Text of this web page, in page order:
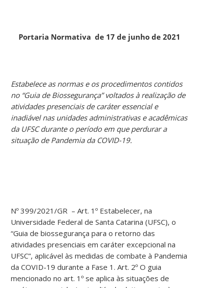
Portaria Normativa de 17 de junho de 2021
Estabelece as normas e os procedimentos contidos
no “Guia de Biossegurança” voltados à realização de
atividades presenciais de caráter essencial e
inadiável nas unidades administrativas e acadêmicas
da UFSC durante o período em que perdurar a
situação de Pandemia da COVID-19.
Nº 399/2021/GR – Art. 1º Estabelecer, na
Universidade Federal de Santa Catarina (UFSC), o
“Guia de biossegurança para o retorno das
atividades presenciais em caráter excepcional na
UFSC”, aplicável às medidas de combate à Pandemia
da COVID-19 durante a Fase 1. Art. 2º O guia
mencionado no art. 1º se aplica às situações de